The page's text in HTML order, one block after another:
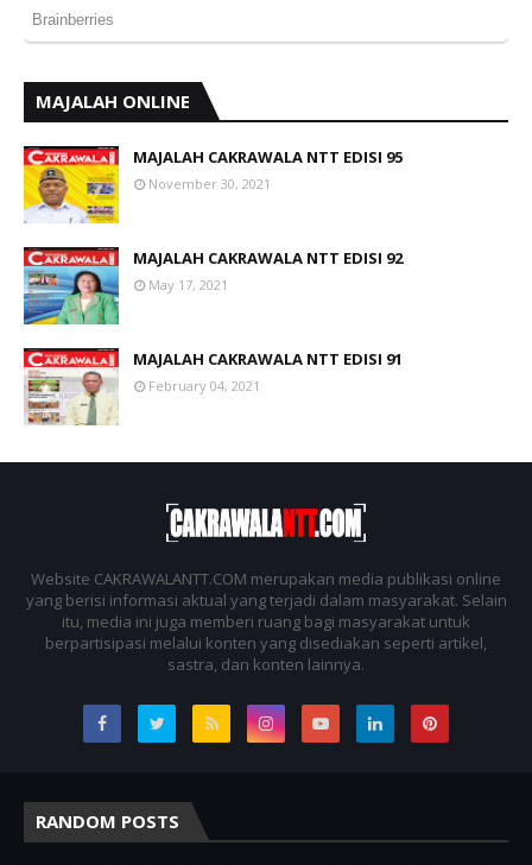
MAJALAH ONLINE
MAJALAH CAKRAWALA NTT EDISI 95
November 30, 2021
MAJALAH CAKRAWALA NTT EDISI 92
May 17, 2021
MAJALAH CAKRAWALA NTT EDISI 91
February 04, 2021
Website CAKRAWALANTT.COM merupakan media publikasi online
yang berisi informasi aktual yang terjadi dalam masyarakat. Selain
itu, media ini juga memberi ruang bagi masyarakat untuk
berpartisipasi melalui konten yang disediakan seperti artikel,
sastra, dan konten lainnya.
RANDOM POSTS